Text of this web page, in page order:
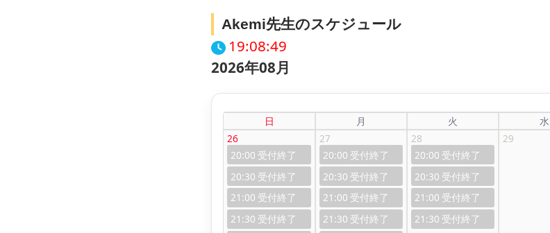
Akemi先生のスケジュール
19:08:50
2026年08月
日 月 火 水
26
20:00
20:30
21:00
21:30
27
20:00
20:30
21:00
21:30
28
20:00
20:30
21:00
21:30
29